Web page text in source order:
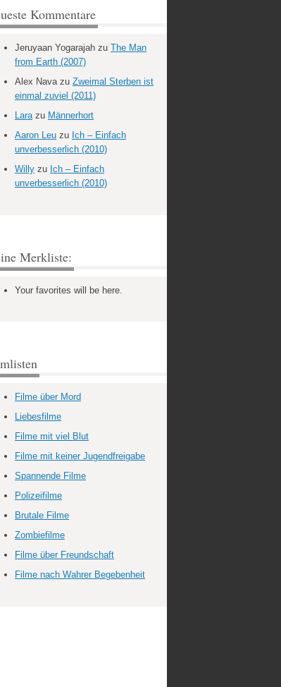
Kommentare
Jeruyaan Yogarajah zu The Man
from Earth (2007)
Alex Navazu Zweimal Sterben ist
einmal zuviel (2011)
Larazu Männerhort
Aaron Leu zu Ich – Einfach
unverbesserlich (2010)
Willy zu Ich – Einfach
unverbesserlich (2010)
Merkliste:
Your favorites will be here.
Filme über Mord
Liebesfilme
Filme mit viel Blut
Filme mit keiner Jugendfreigabe
Spannende Filme
Polizeifilme
Brutale Filme
Zombiefilme
Filme über Freundschaft
Filme nach Wahrer Begebenheit